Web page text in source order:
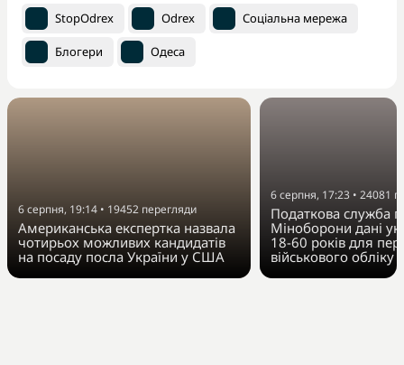
StopOdrex Odrex Соціальна мережа
Блогери Одеса
6 серпня, 19:14 • 19452 перегляди
Американська експертка назвала
чотирьох можливих кандидатів
на посаду посла України у США
6 серпня, 17:23 • 24081
Податкова служба
Міноборони дані
18-60 років для
військового обліку